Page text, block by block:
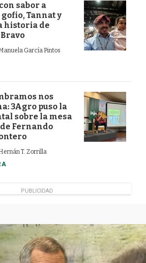
sabor a
gofio, Tannat y
historia de
García Pintos
nos
3Agro puso la
sobre la mesa
Fernando
T. Zorrilla
PUBLICIDAD